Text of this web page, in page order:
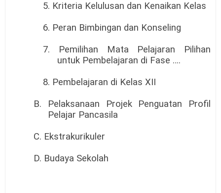
5. Kriteria Kelulusan dan Kenaikan Kelas
6. Peran Bimbingan dan Konseling
7. Pemilihan Mata Pelajaran Pilihan
untuk Pembelajaran di Fase ….
8. Pembelajaran di Kelas XII
B. Pelaksanaan Projek Penguatan Profil
Pelajar Pancasila
C. Ekstrakurikuler
D. Budaya Sekolah